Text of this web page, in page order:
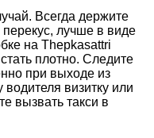
Всегда держите
лучше в виде
на Thepkasattri
плотно. Следите
при выходе из
визитку или
вызвать такси в